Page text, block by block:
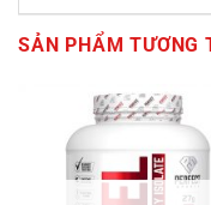
SẢN PHẨM TƯƠNG